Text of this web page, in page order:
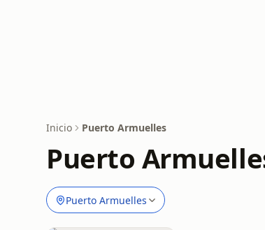
Inicio Puerto Armuelles
Puerto
Puerto Armuelles